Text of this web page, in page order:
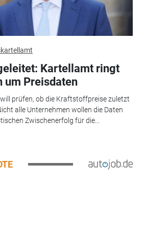
Kartellamt ringt
um Preisdaten
prüfen, ob die Kraftstoffpreise zuletzt
alle Unternehmen wollen die Daten
Zwischenerfolg für die...